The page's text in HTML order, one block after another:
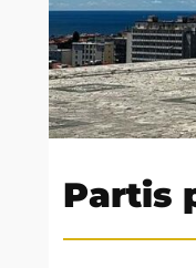
Partis